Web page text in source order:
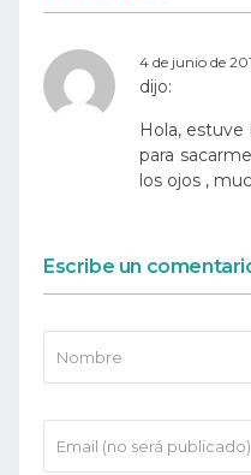
4 de junio de
dijo:
Hola,
para
los ojos ,
Escribe un